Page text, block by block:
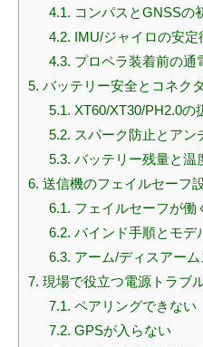
4.1. コンパスとGNSSの
4.2. IMU/ジャイロの安定
4.3. プロペラ装着前の通
5. バッテリー安全とコネク
5.1. XT60/XT30/PH2.0の
5.2. スパーク防止とアン
5.3. バッテリー残量と温
6. 送信機のフェイルセーフ
6.1. フェイルセーフが働
6.2. バインド手順とモデ
6.3. アーム/ディスアー
7. 現場で役立つ電源トラブ
7.1. ペアリングできない
7.2. GPSが入らない